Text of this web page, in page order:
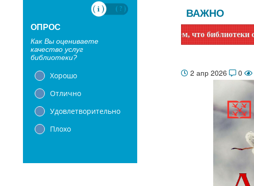
ОПРОС
Как Вы оцениваете
качество услуг
библиотеки?
Хорошо
Отлично
Удовлетворительно
Плохо
ВАЖНО
читатели! Сообщаем, что библиотеки с 1 июня переходят на
2 апр 2026 0